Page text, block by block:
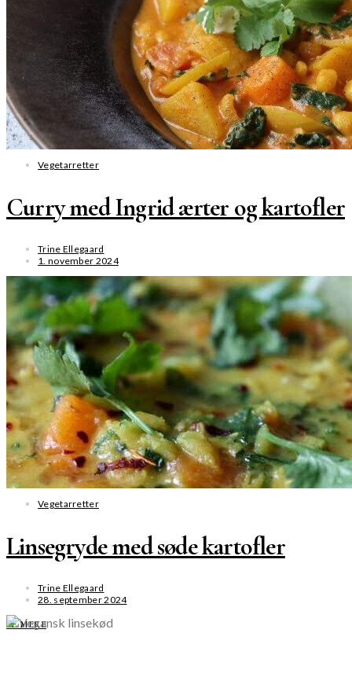
Vegetarretter
Curry med Ingrid ærter og kartofler
Trine Ellegaard
1. november 2024
SE MERE
Vegetarretter
Linsegryde med søde kartofler
Trine Ellegaard
28. september 2024
SE MERE